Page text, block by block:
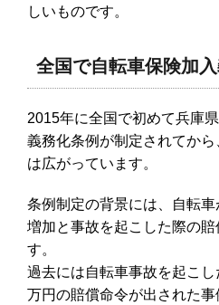
しいものです。
全国で自転車保険加
2015年に全国で初めて兵庫
義務化条例が制定されてか
は広がっています。
条例制定の背景には、自転
増加と事故を起こした際の
す。
過去には自転車事故を起こ
万円の賠償命令が出された事